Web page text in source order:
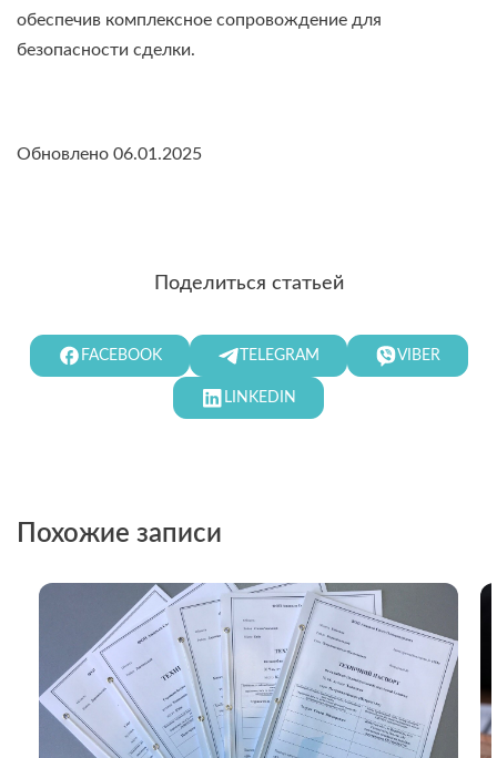
обеспечив комплексное сопровождение для
безопасности сделки.
Обновлено 06.01.2025
Поделиться статьей
FACEBOOK TELEGRAM VIBER
LINKEDIN
Похожие записи